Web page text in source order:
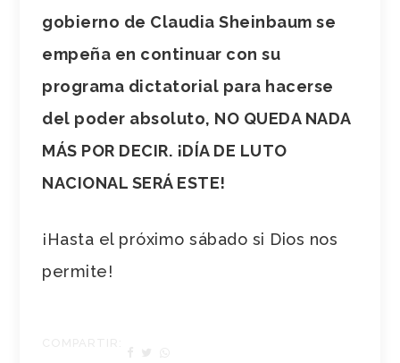
gobierno de Claudia Sheinbaum se
empeña en continuar con su
programa dictatorial para hacerse
del poder absoluto, NO QUEDA NADA
MÁS POR DECIR. ¡DÍA DE LUTO
NACIONAL SERÁ ESTE!
¡Hasta el próximo sábado si Dios nos
permite!